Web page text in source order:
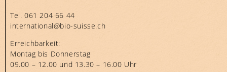
Tel.061 204 66 44
international@bio-suisse.ch
Erreichbarkeit:
Montag bis Donnerstag
09.00 – 12.00 und 13.30 – 16.00 Uhr